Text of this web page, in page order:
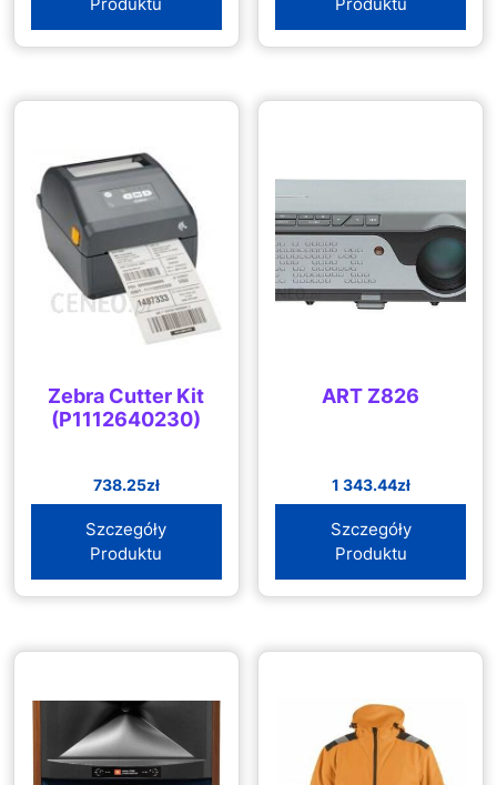
Zebra Cutter Kit
(P1112640230)
738.25zł
Szczegóły
Produktu
ART Z826
1 343.44zł
Szczegóły
Produktu